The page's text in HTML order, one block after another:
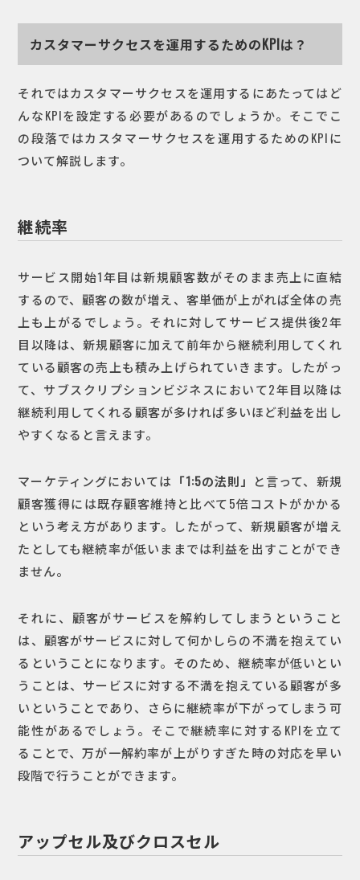
カスタマーサクセスを運用するためのKPIは？
それではカスタマーサクセスを運用するにあたってはど
んなKPIを設定する必要があるのでしょうか。そこでこ
の段落ではカスタマーサクセスを運用するためのKPIに
ついて解説します。
継続率
サービス開始1年目は新規顧客数がそのまま売上に直結
するので、顧客の数が増え、客単価が上がれば全体の売
上も上がるでしょう。それに対してサービス提供後2年
目以降は、新規顧客に加えて前年から継続利用してくれ
ている顧客の売上も積み上げられていきます。したがっ
て、サブスクリプションビジネスにおいて2年目以降は
継続利用してくれる顧客が多ければ多いほど利益を出し
やすくなると言えます。
マーケティングにおいては 「1:5の法則」 と言って、新規
顧客獲得には既存顧客維持と比べて5倍コストがかかる
という考え方があります。したがって、新規顧客が増え
たとしても継続率が低いままでは利益を出すことができ
ません。
それに、顧客がサービスを解約してしまうということ
は、顧客がサービスに対して何かしらの不満を抱えてい
るということになります。そのため、継続率が低いとい
うことは、サービスに対する不満を抱えている顧客が多
いということであり、さらに継続率が下がってしまう可
能性があるでしょう。そこで継続率に対するKPIを立て
ることで、万が一解約率が上がりすぎた時の対応を早い
段階で行うことができます。
アップセル及びクロスセル